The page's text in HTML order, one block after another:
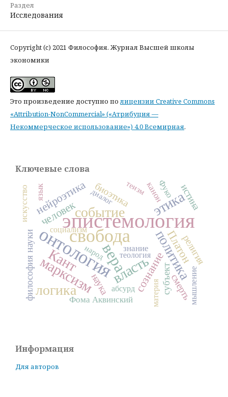
Раздел
Исследования
Copyright (c) 2021 Философия. Журнал Высшей школы
экономики
Это произведение доступно полицензии Creative Commons
«Attribution-NonCommercial» («Атрибуция —
Некоммерческое использование») 4.0 Всемирная.
Ключевые слова
эпистемология
свобода
онтология
вера
Кант
событие этика
власть
марксизм
логика
политика
человек
сознание
Платон
нейроэтика
субъект
наука
религия
философия науки
истина
смерть
биоэтика
мышление
Фома Аквинский
канон
искусство
знание
Фуко
язык
социализм
диалог
народ
теизм
материя
теология
абсурд
Информация
Для авторов